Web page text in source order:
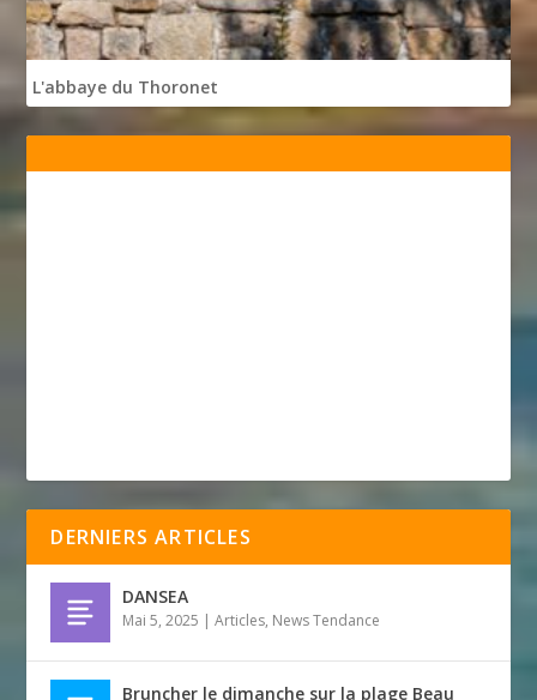
L'abbaye du Thoronet
DERNIERS ARTICLES
DANSEA
Mai 5, 2025 |Articles, News Tendance
Bruncher le dimanche sur la plage Beau